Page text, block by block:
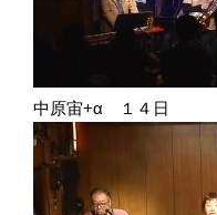
中原宙+α １